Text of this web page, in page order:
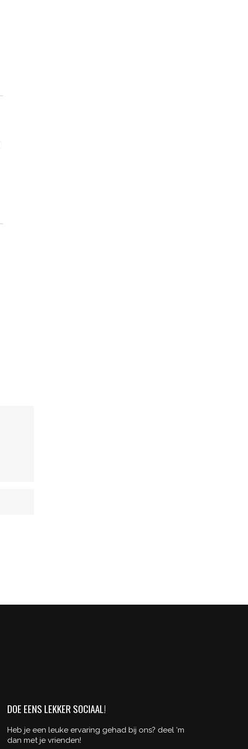
DOE EENS LEKKER SOCIAAL!
Heb je een leuke ervaring gehad bij ons? deel ‘m
dan met je vrienden!